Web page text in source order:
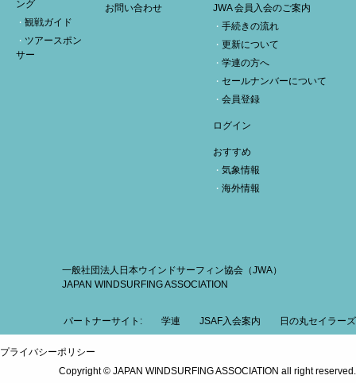
ング
観戦ガイド
ツアースポン
サー
お問い合わせ
JWA 会員入会のご案内
手続きの流れ
更新について
学連の方へ
セールナンバーについて
会員登録
ログイン
おすすめ
気象情報
海外情報
一般社団法人日本ウインドサーフィン協会（JWA）
JAPAN WINDSURFING ASSOCIATION
パートナーサイト: 学連 JSAF入会案内 日の丸セイラーズ
プライバシーポリシー
Copyright © JAPAN WINDSURFING ASSOCIATION all right reserved.